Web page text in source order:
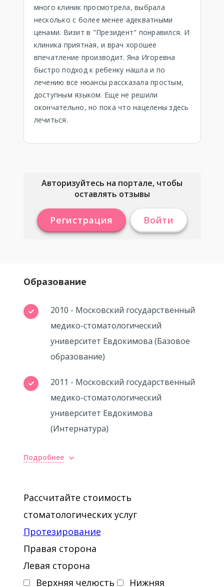
много клиник просмотрела, выбрала
несколько с более менее адекватными
ценами. Визит в "Президент" понравился. И
клиника приятная, и врач хорошее
впечатление производит. Яна Игоревна
быстро подход к ребенку нашла и по
лечению все нюансы рассказала простым,
доступным языком. Еще не решили
окончательно, но пока что нацелены здесь
лечиться.
Авторизуйтесь на портале, чтобы
оставлять отзывы
Регистрация Войти
Образование
2010 - Московский государственный
медико-стоматологический
университет Евдокимова (Базовое
образование)
2011 - Московский государственный
медико-стоматологический
университет Евдокимова
(Интернатура)
Подробнее
Рассчитайте стоимость
стоматологических услуг
Протезирование
Правая сторона
Левая сторона
Верхняя челюсть
Нижняя